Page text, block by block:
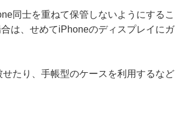
同士を重ねて保管しないようにする
は、せめてiPhoneのディスプレイに
たり、手帳型のケースを利用するな